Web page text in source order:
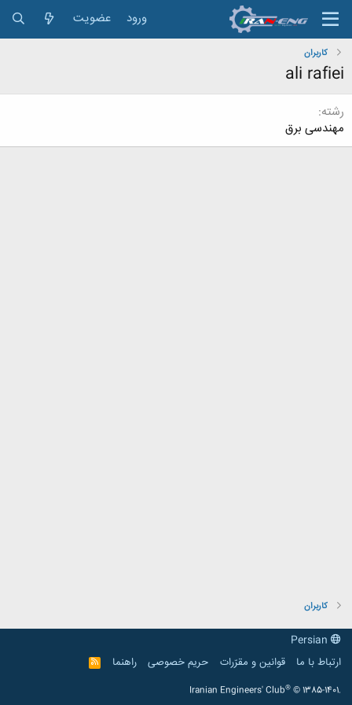
ورود عضویت
کاربران
ali rafiei
رشته
مهندسی برق
کاربران
ارتباط با ما
قوانین و مقرّرات حریم خصوصی راهنما
R
S
Iranian Engineers' Club® © 1385-1401.